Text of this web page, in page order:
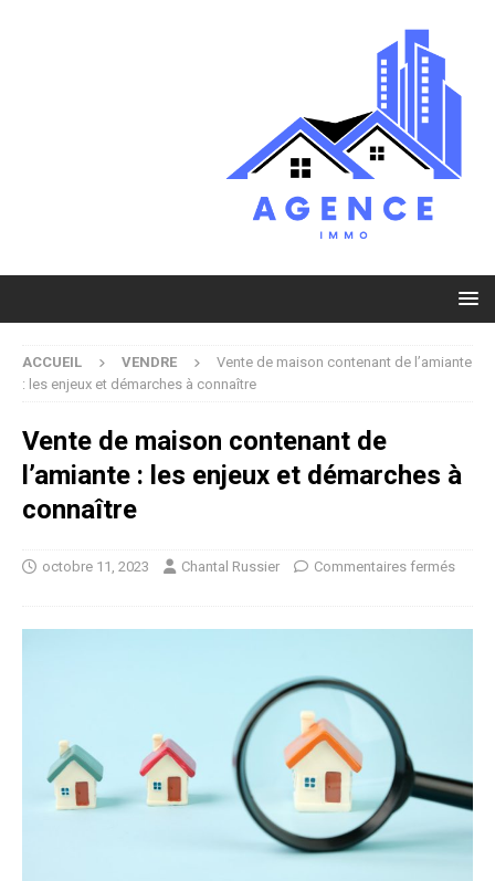
ACCUEIL VENDRE
Vente de maison contenant de l’amiante
: les enjeux et démarches à connaître
Vente de maison contenant de
l’amiante : les enjeux et démarches à
connaître
octobre 11, 2023 Chantal Russier Commentaires fermés